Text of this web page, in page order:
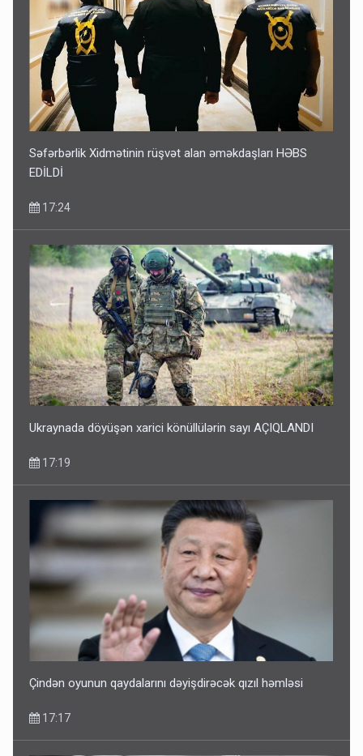
Səfərbərlik Xidmətinin rüşvət alan əməkdaşları HƏBS
EDİLDİ
17:24
Ukraynada döyüşən xarici könüllülərin sayı AÇIQLANDI
17:19
Çindən oyunun qaydalarını dəyişdirəcək qızıl həmləsi
17:17